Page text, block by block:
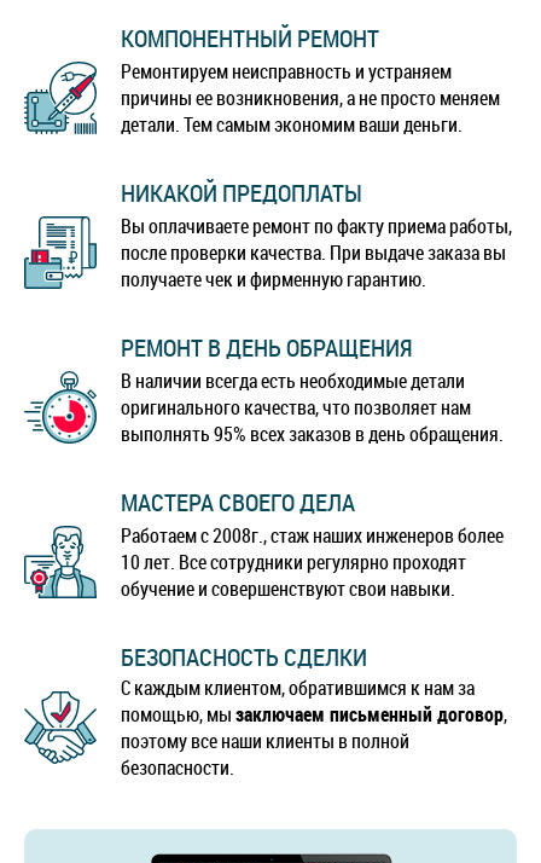
КОМПОНЕНТНЫЙ РЕМОНТ
Ремонтируем неисправность и устраняем
причины ее возникновения, а не просто меняем
детали. Тем самым экономим ваши деньги.
НИКАКОЙ ПРЕДОПЛАТЫ
Вы оплачиваете ремонт по факту приема работы,
после проверки качества. При выдаче заказа вы
получаете чек и фирменную гарантию.
РЕМОНТ В ДЕНЬ ОБРАЩЕНИЯ
В наличии всегда есть необходимые детали
оригинального качества, что позволяет нам
выполнять 95% всех заказов в день обращения.
МАСТЕРА СВОЕГО ДЕЛА
Работаем с 2008г., стаж наших инженеров более
10 лет. Все сотрудники регулярно проходят
обучение и совершенствуют свои навыки.
БЕЗОПАСНОСТЬ СДЕЛКИ
С каждым клиентом, обратившимся к нам за
помощью, мызаключаем письменный договор,
поэтому все наши клиенты в полной
безопасности.